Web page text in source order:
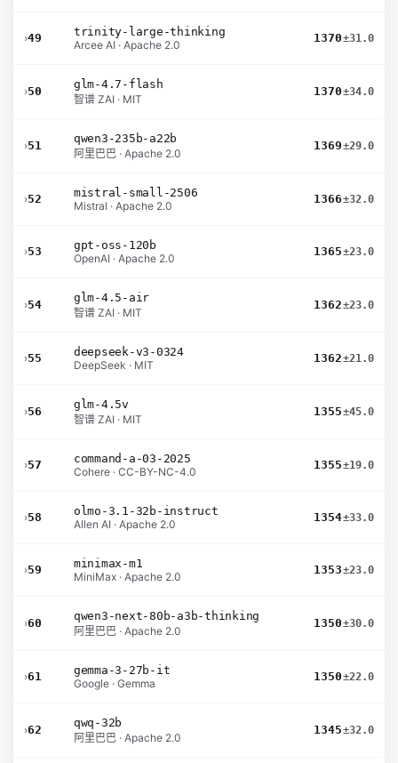
›49
trinity-large-thinking
Arcee AI · Apache 2.0
1370±31.0
›50
glm-4.7-flash
智谱 ZAI · MIT
1370±34.0
›51
qwen3-235b-a22b
阿里巴巴 · Apache 2.0
1369±29.0
›52
mistral-small-2506
Mistral · Apache 2.0
1366±32.0
›53
gpt-oss-120b
OpenAI · Apache 2.0
1365±23.0
›54
glm-4.5-air
智谱 ZAI · MIT
1362±23.0
›55
deepseek-v3-0324
DeepSeek · MIT
1362±21.0
›56
glm-4.5v
智谱 ZAI · MIT
1355±45.0
›57
command-a-03-2025
Cohere · CC-BY-NC-4.0
1355±19.0
›58
olmo-3.1-32b-instruct
Allen AI · Apache 2.0
1354±33.0
›59
minimax-m1
MiniMax · Apache 2.0
1353±23.0
›60
qwen3-next-80b-a3b-thinking
阿里巴巴 · Apache 2.0
1350±30.0
›61
gemma-3-27b-it
Google · Gemma
1350±22.0
›62
qwq-32b
阿里巴巴 · Apache 2.0
1345±32.0